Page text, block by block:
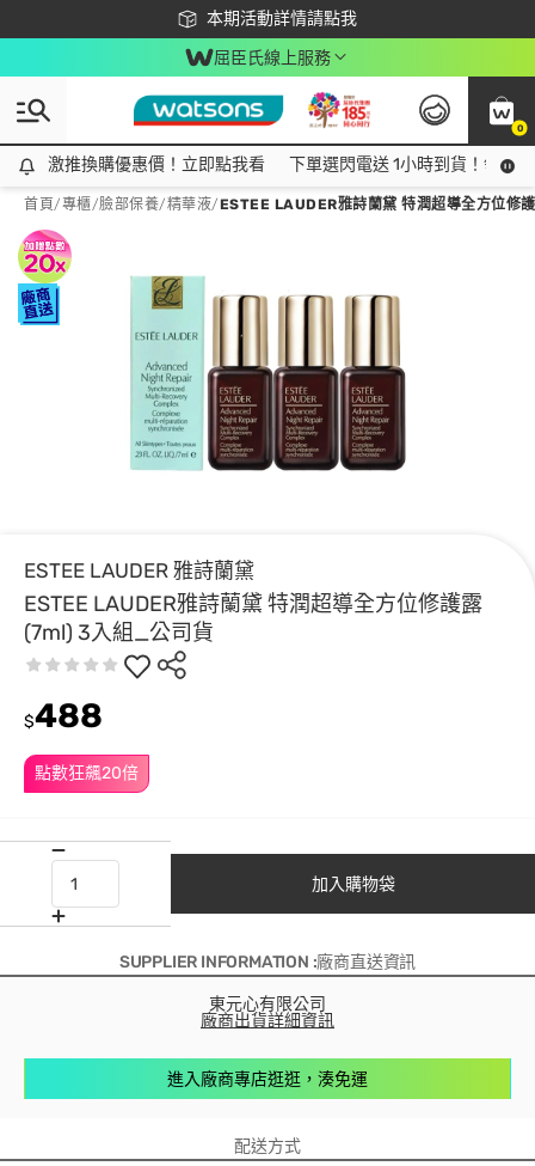
本期活動詳情請點我
下載app最高回饋$350
屈臣氏線上服務
0
激推換購優惠價！立即點我看
激推換購優惠價！立即點我看 下單選閃電送 1小時到貨！領神
首頁/專櫃/臉部保養/精華液/ESTEE LAUDER雅詩蘭黛 特潤超導全方位修
ESTEE LAUDER 雅詩蘭黛
ESTEE LAUDER雅詩蘭黛 特潤超導全方位修護露
(7ml) 3入組_公司貨
點數狂飆20倍
$488
加入購物袋
SUPPLIER INFORMATION :廠商直送資訊
東元心有限公司
廠商出貨詳細資訊
進入廠商專店逛逛，湊免運
配送方式